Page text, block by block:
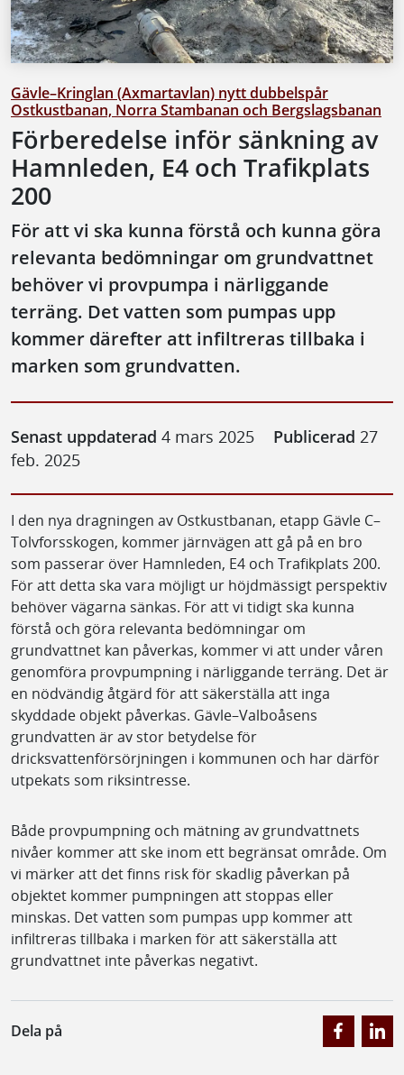
Gävle–Kringlan (Axmartavlan) nytt dubbelspår
Ostkustbanan, Norra Stambanan och Bergslagsbanan
Förberedelse inför sänkning av
Hamnleden, E4 och Trafikplats
200
För att vi ska kunna förstå och kunna göra
relevanta bedömningar om grundvattnet
behöver vi provpumpa i närliggande
terräng. Det vatten som pumpas upp
kommer därefter att infiltreras tillbaka i
marken som grundvatten.
Senast uppdaterad 4 mars 2025 Publicerad 27
feb. 2025
I den nya dragningen av Ostkustbanan, etapp Gävle C–
Tolvforsskogen, kommer järnvägen att gå på en bro
som passerar över Hamnleden, E4 och Trafikplats 200.
För att detta ska vara möjligt ur höjdmässigt perspektiv
behöver vägarna sänkas. För att vi tidigt ska kunna
förstå och göra relevanta bedömningar om
grundvattnet kan påverkas, kommer vi att under våren
genomföra provpumpning i närliggande terräng. Det är
en nödvändig åtgärd för att säkerställa att inga
skyddade objekt påverkas. Gävle–Valboåsens
grundvatten är av stor betydelse för
dricksvattenförsörjningen i kommunen och har därför
utpekats som riksintresse.
Både provpumpning och mätning av grundvattnets
nivåer kommer att ske inom ett begränsat område. Om
vi märker att det finns risk för skadlig påverkan på
objektet kommer pumpningen att stoppas eller
minskas. Det vatten som pumpas upp kommer att
infiltreras tillbaka i marken för att säkerställa att
grundvattnet inte påverkas negativt.
Dela på